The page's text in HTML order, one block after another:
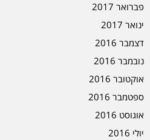
פברואר 2017
ינואר 2017
דצמבר 2016
נובמבר 2016
אוקטובר 2016
ספטמבר 2016
אוגוסט 2016
יולי 2016